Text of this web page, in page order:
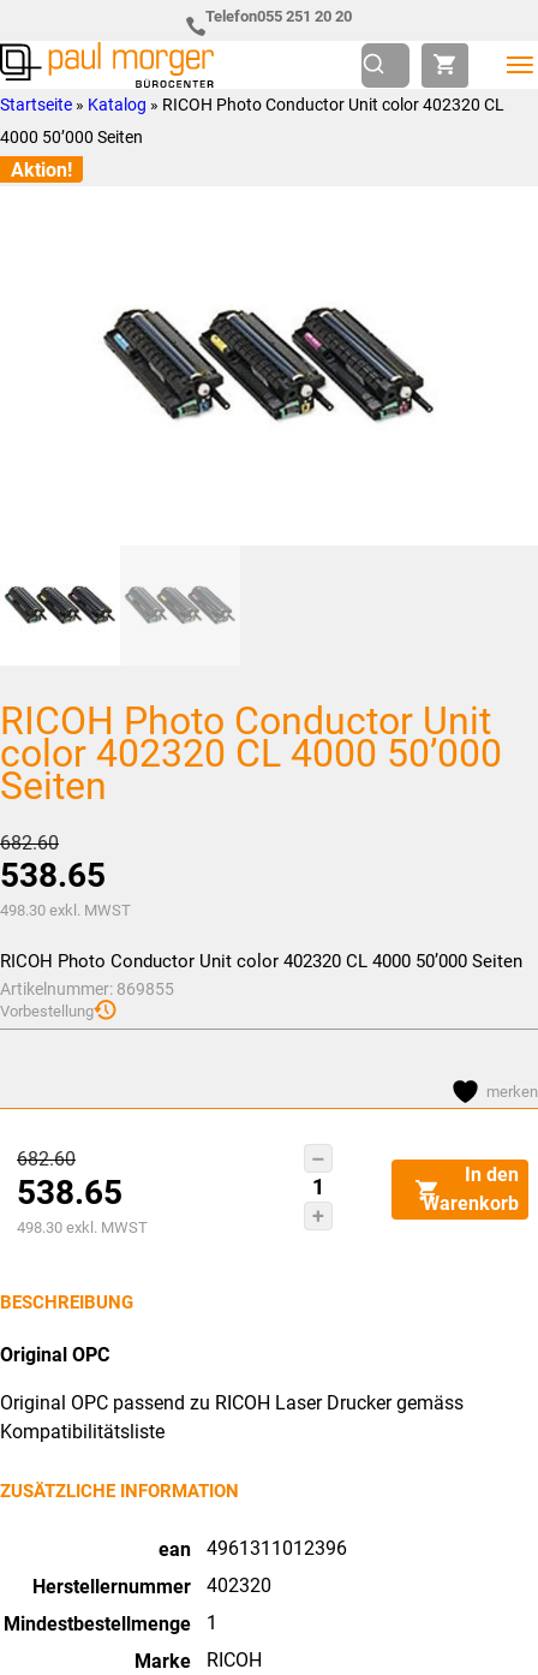
Hauptnavigation
springen
to
main
content
Telefon055 251 20 20
Paul
Morger
AG
so
individuell
wie
Startseite » Katalog » RICOH Photo Conductor Unit color 402320 CL
4000 50’000 Seiten
Aktion!
RICOH Photo Conductor Unit
color 402320 CL 4000 50’000
Seiten
682.60Ursprünglicher
Preis
war:
538.65
Aktueller
ist:
CHF538.65.
498.30 exkl. MWST
RICOH Photo Conductor Unit color 402320 CL 4000 50’000 Seiten
Artikelnummer: 869855
Vorbestellung
merken
682.60Ursprünglicher
Preis
war:
538.65
Aktueller
ist:
498.30 exkl. MWST
RICOH
Photo
Conductor
In den
Warenkorb
BESCHREIBUNG
Original OPC
Original OPC passend zu RICOH Laser Drucker gemäss
Kompatibilitätsliste
ZUSÄTZLICHE INFORMATION
ean
4961311012396
Herstellernummer
402320
Mindestbestellmenge
1
Marke
RICOH